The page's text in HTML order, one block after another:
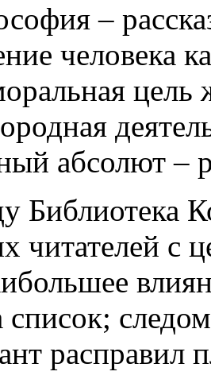
–
человека
цель
абсолют –
Библиотека
читателей с
список;
расправил